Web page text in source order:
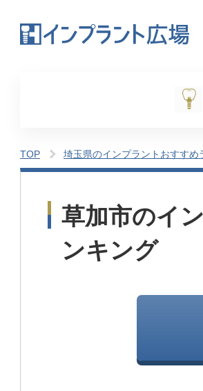
TOP 埼玉県のインプラントおすすめ
草加市のイ
ンキング